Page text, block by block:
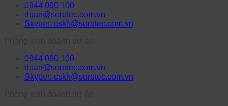
0944 090 100
duan@sorotec.com.vn
Skyper: cskh@sorotec.com.vn
0944 090 100
duan@sorotec.com.vn
Skyper: cskh@sorotec.com.vn